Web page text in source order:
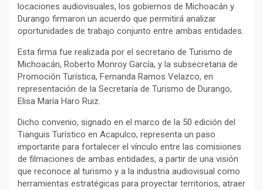
locaciones audiovisuales, los gobiernos de Michoacán y
Durango firmaron un acuerdo que permitirá analizar
oportunidades de trabajo conjunto entre ambas entidades.
Esta firma fue realizada por el secretario de Turismo de
Michoacán, Roberto Monroy García, y la subsecretaria de
Promoción Turística, Fernanda Ramos Velazco, en
representación de la Secretaría de Turismo de Durango,
Elisa María Haro Ruiz.
Dicho convenio, signado en el marco de la 50 edición del
Tianguis Turístico en Acapulco, representa un paso
importante para fortalecer el vínculo entre las comisiones
de filmaciones de ambas entidades, a partir de una visión
que reconoce al turismo y a la industria audiovisual como
herramientas estratégicas para proyectar territorios, atraer